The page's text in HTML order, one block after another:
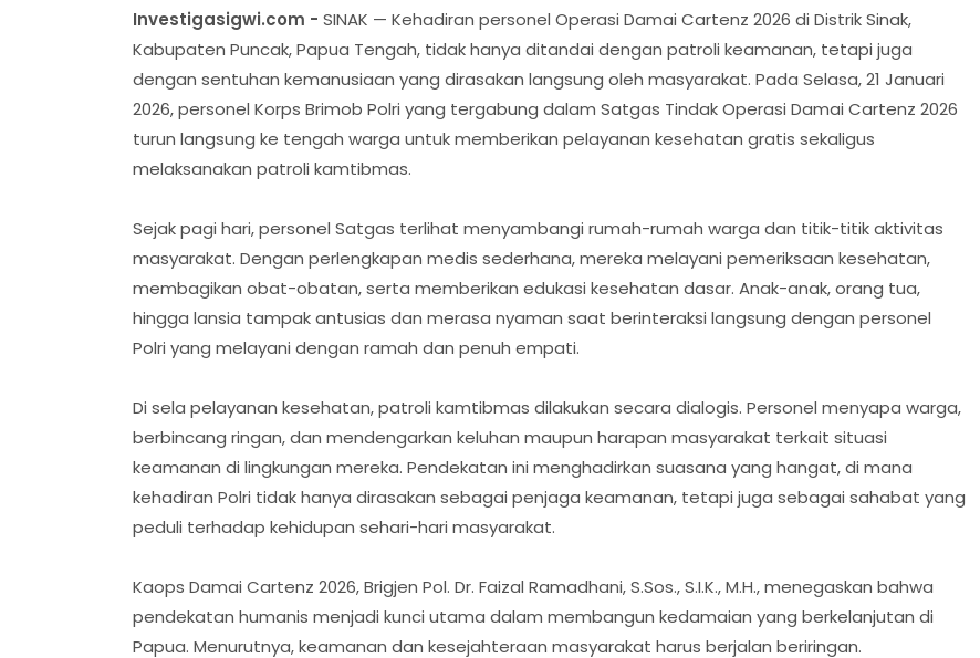
Investigasigwi.com - SINAK — Kehadiran personel Operasi Damai Cartenz 2026 di Distrik Sinak,
Kabupaten Puncak, Papua Tengah, tidak hanya ditandai dengan patroli keamanan, tetapi juga
dengan sentuhan kemanusiaan yang dirasakan langsung oleh masyarakat. Pada Selasa, 21 Januari
2026, personel Korps Brimob Polri yang tergabung dalam Satgas Tindak Operasi Damai Cartenz 2026
turun langsung ke tengah warga untuk memberikan pelayanan kesehatan gratis sekaligus
melaksanakan patroli kamtibmas.
Sejak pagi hari, personel Satgas terlihat menyambangi rumah-rumah warga dan titik-titik aktivitas
masyarakat. Dengan perlengkapan medis sederhana, mereka melayani pemeriksaan kesehatan,
membagikan obat-obatan, serta memberikan edukasi kesehatan dasar. Anak-anak, orang tua,
hingga lansia tampak antusias dan merasa nyaman saat berinteraksi langsung dengan personel
Polri yang melayani dengan ramah dan penuh empati.
Di sela pelayanan kesehatan, patroli kamtibmas dilakukan secara dialogis. Personel menyapa warga,
berbincang ringan, dan mendengarkan keluhan maupun harapan masyarakat terkait situasi
keamanan di lingkungan mereka. Pendekatan ini menghadirkan suasana yang hangat, di mana
kehadiran Polri tidak hanya dirasakan sebagai penjaga keamanan, tetapi juga sebagai sahabat yang
peduli terhadap kehidupan sehari-hari masyarakat.
Kaops Damai Cartenz 2026, Brigjen Pol. Dr. Faizal Ramadhani, S.Sos., S.I.K., M.H., menegaskan bahwa
pendekatan humanis menjadi kunci utama dalam membangun kedamaian yang berkelanjutan di
Papua. Menurutnya, keamanan dan kesejahteraan masyarakat harus berjalan beriringan.